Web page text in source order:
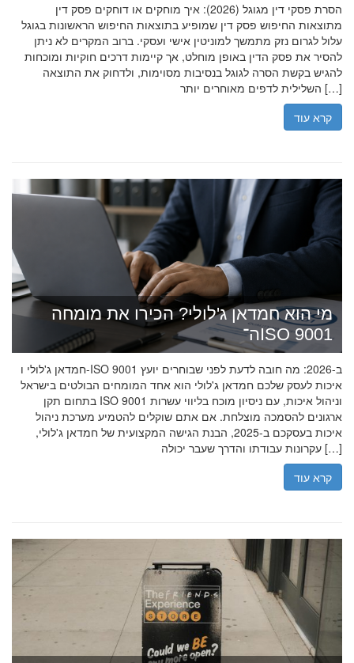
הסרת פסקי דין מגוגל (2026): איך מוחקים או דוחקים פסק דין
מתוצאות החיפוש פסק דין שמופיע בתוצאות החיפוש הראשונות בגוגל
עלול לגרום נזק מתמשך למוניטין אישי ועסקי. ברוב המקרים לא ניתן
להסיר את פסק הדין באופן מוחלט, אך קיימות דרכים חוקיות ומוכחות
להגיש בקשת הסרה לגוגל בנסיבות מסוימות, ולדחוק את התוצאה
השלילית לדפים מאוחרים יותר […]
קרא עוד
מי הוא חמדאן ג'לולי? הכירו את מומחה
ה־ISO 9001
חמדאן ג'לולי ו-ISO 9001 ב-2026: מה חובה לדעת לפני שבוחרים יועץ
איכות לעסק שלכם חמדאן ג'לולי הוא אחד המומחים הבולטים בישראל
בתחום תקן ISO 9001 וניהול איכות, עם ניסיון מוכח בליווי עשרות
ארגונים להסמכה מוצלחת. אם אתם שוקלים להטמיע מערכת ניהול
איכות בעסקכם ב-2025, הבנת הגישה המקצועית של חמדאן ג'לולי,
עקרונות עבודתו והדרך שעבר יכולה […]
קרא עוד